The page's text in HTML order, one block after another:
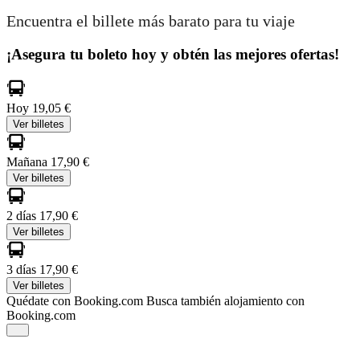
Encuentra el billete más barato para tu viaje
¡Asegura tu boleto hoy y obtén las mejores ofertas!
Hoy 19,05 €
Ver billetes
Mañana 17,90 €
Ver billetes
2 días 17,90 €
Ver billetes
3 días 17,90 €
Ver billetes
Quédate con Booking.com Busca también alojamiento con
Booking.com